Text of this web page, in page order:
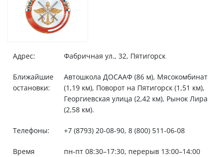
Адрес: Фабричная ул., 32, Пятигорск
Ближайшие
остановки:
Автошкола ДОСААФ (86 м), Мясокомбинат
(1,19 км), Поворот на Пятигорск (1,51 км),
Георгиевская улица (2,42 км), Рынок Лира
(2,58 км).
Телефоны: +7 (8793) 20-08-90, 8 (800) 511-06-08
Время
пн-пт 08:30–17:30, перерыв 13:00–14:00